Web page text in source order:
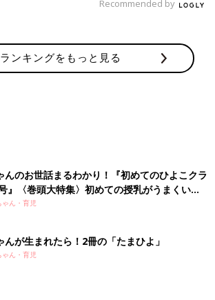
Recommended by
ランキングをもっと見る
んのお世話まるわかり！『初めてのひよこクラ
』〈巻頭大特集〉初めての授乳がうまくい
っぱい・ミルクの基本と夏のトラブル 解決テ
ゃん・育児
んが生まれたら！2冊の「たまひよ」
ゃん・育児